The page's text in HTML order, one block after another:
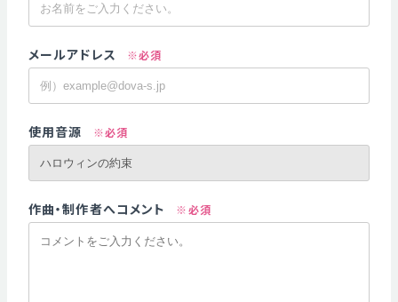
メールアドレス ※必須
使用音源 ※必須
作曲・制作者へコメント ※必須